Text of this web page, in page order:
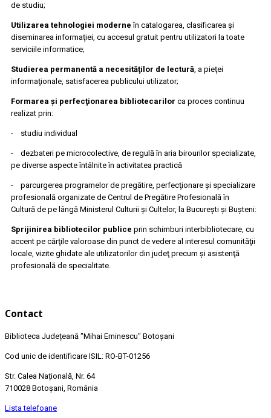
de studiu;
Utilizarea tehnologiei moderne în catalogarea, clasificarea şi
diseminarea informaţiei, cu accesul gratuit pentru utilizatori la toate
serviciile informatice;
Studierea permanentă a necesităţilor de lectură, a pieţei
informaţionale, satisfacerea publicului utilizator;
Formarea şi perfecţionarea bibliotecarilor ca proces continuu
realizat prin:
- studiu individual
- dezbateri pe microcolective, de regulă în aria birourilor specializate,
pe diverse aspecte întâlnite în activitatea practică
- parcurgerea programelor de pregătire, perfecţionare şi specializare
profesională organizate de Centrul de Pregătire Profesională în
Cultură de pe lângă Ministerul Culturii şi Cultelor, la Bucureşti şi Buşteni:
Sprijinirea bibliotecilor publice prin schimburi interbibliotecare, cu
accent pe cărţile valoroase din punct de vedere al interesul comunităţii
locale, vizite ghidate ale utilizatorilor din judeţ precum şi asistenţă
profesională de specialitate.
Contact
Biblioteca Județeană "Mihai Eminescu" Botoșani
Cod unic de identificare ISIL: RO-BT-01256
Str. Calea Națională, Nr. 64
710028 Botoșani, România
Lista telefoane